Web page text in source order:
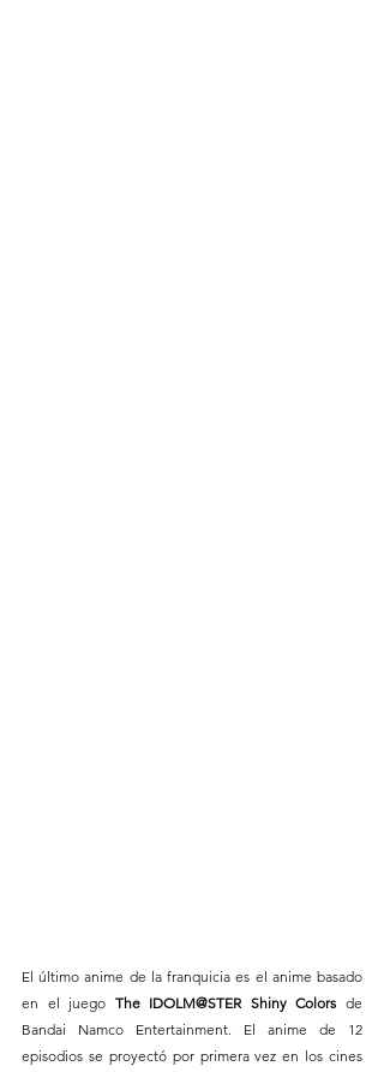
El último anime de la franquicia es el anime basado
en el juego The IDOLM@STER Shiny Colors de
Bandai Namco Entertainment. El anime de 12
episodios se proyectó por primera vez en los cines